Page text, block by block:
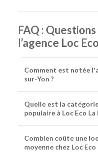
FAQ :
l’agence Loc
Comment est notée
sur-Yon ?
Quelle est la
populaire à Loc Eco La
Combien coûte une
moyenne chez Loc